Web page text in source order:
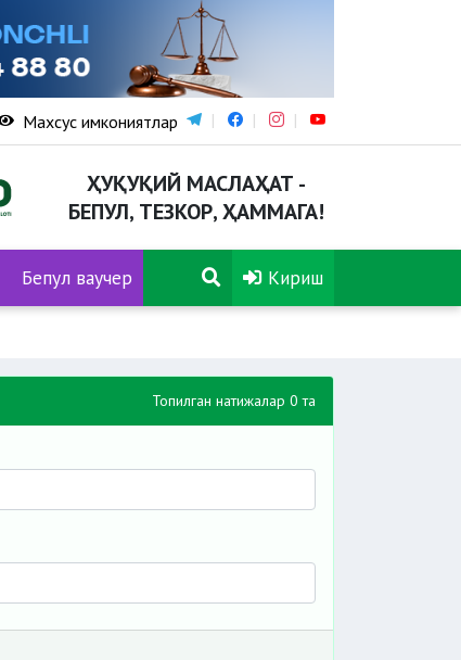
Махсус имкониятлар
ҲУҚУҚИЙ МАСЛАҲАТ -
БЕПУЛ, ТЕЗКОР, ҲАММАГА!
Бепул ваучер Кириш
Топилган натижалар 0 та